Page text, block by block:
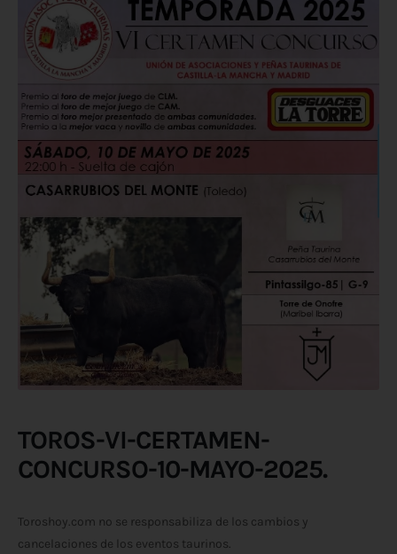
TOROS-VI-CERTAMEN-
CONCURSO-10-MAYO-2025.
Toroshoy.com no se responsabiliza de los cambios y
cancelaciones de los eventos taurinos.